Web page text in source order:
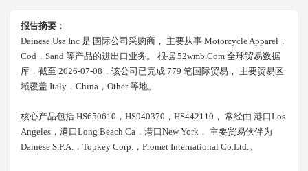
报告摘要 ：
Dainese Usa Inc 是 国际公司采购商， 主要从事 Motorcycle Apparel，
Cod，sand 等产品的进出口业务。 根据 52wmb.com 全球贸易数据
库，截至 2026-07-08，该公司已完成 779 笔国际贸易， 主要贸易区
域覆盖 Italy，china，other 等地。
核心产品包括 HS650610，HS940370，HS442110， 常经由 港口los
Angeles，港口long Beach Ca，港口new York， 主要贸易伙伴为
Dainese S.p.a.，topkey Corp.，promet International Co.ltd.。